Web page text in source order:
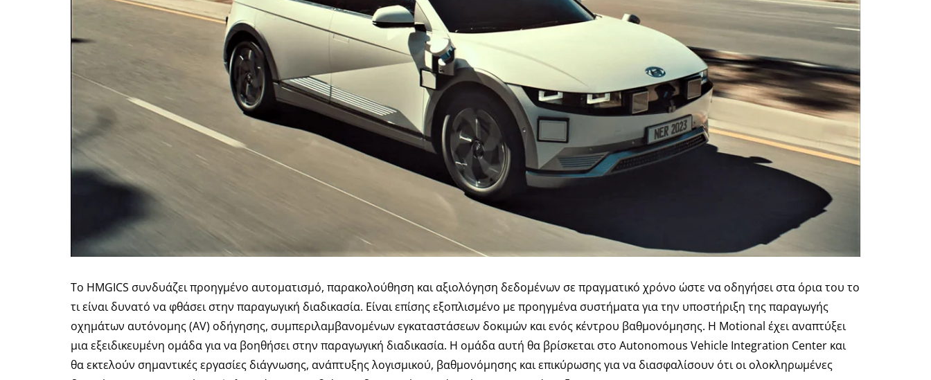
Το HMGICS συνδυάζει προηγμένο αυτοματισμό, παρακολούθηση και αξιολόγηση δεδομένων σε πραγματικό χρόνο ώστε να οδηγήσει στα όρια του το
τι είναι δυνατό να φθάσει στην παραγωγική διαδικασία. Είναι επίσης εξοπλισμένο με προηγμένα συστήματα για την υποστήριξη της παραγωγής
οχημάτων αυτόνομης (AV) οδήγησης, συμπεριλαμβανομένων εγκαταστάσεων δοκιμών και ενός κέντρου βαθμονόμησης. Η Motional έχει αναπτύξει
μια εξειδικευμένη ομάδα για να βοηθήσει στην παραγωγική διαδικασία. Η ομάδα αυτή θα βρίσκεται στο Autonomous Vehicle Integration Center και
θα εκτελούν σημαντικές εργασίες διάγνωσης, ανάπτυξης λογισμικού, βαθμονόμησης και επικύρωσης για να διασφαλίσουν ότι οι ολοκληρωμένες